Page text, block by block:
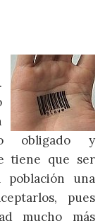
.
obligado y
tiene que ser
una
pues
mucho más